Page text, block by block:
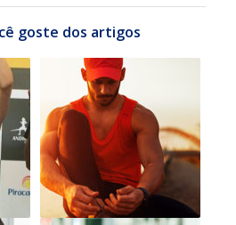
goste dos artigos